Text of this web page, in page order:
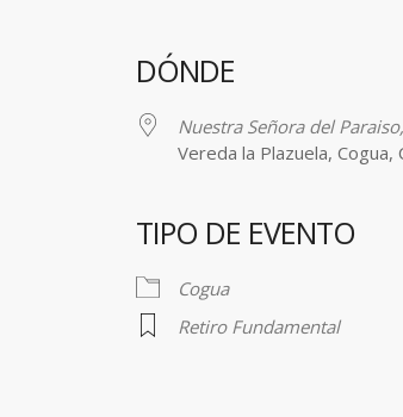
DÓNDE
Nuestra Señora del
Vereda la Plazuela, Cogua,
TIPO DE EVENTO
Cogua
Retiro Fundamental